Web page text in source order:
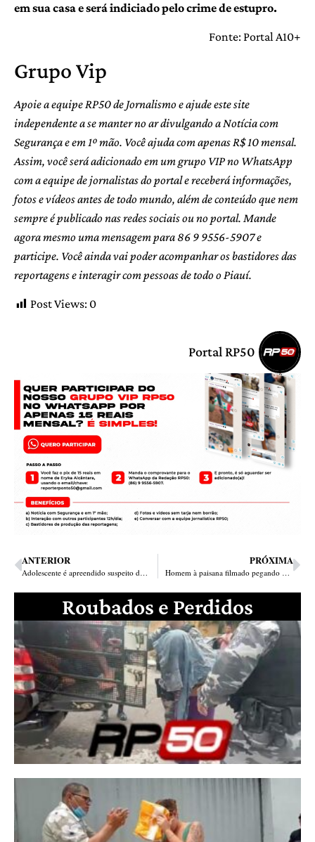
em sua casa e será indiciado pelo crime de estupro.
Fonte: Portal A10+
Grupo Vip
Apoie a equipe RP50 de Jornalismo e ajude este site
independente a se manter no ar divulgando a Notícia com
Segurança e em 1º mão. Você ajuda com apenas R$ 10 mensal.
Assim, você será adicionado em um grupo VIP no WhatsApp
com a equipe de jornalistas do portal e receberá informações,
fotos e vídeos antes de todo mundo, além de conteúdo que nem
sempre é publicado nas redes sociais ou no portal. Mande
agora mesmo uma mensagem para 86 9 9556-5907 e
participe. Você ainda vai poder acompanhar os bastidores das
reportagens e interagir com pessoas de todo o Piauí.
Post Views: 0
Portal RP50
ANTERIOR
Adolescente é apreendido suspeito de estuprar e matar deficiente em Pedro Segundo
PRÓXIMA
Homem à paisana filmado pegando viatura em abordagem no Piauí era PM de folga
Roubados e Perdidos